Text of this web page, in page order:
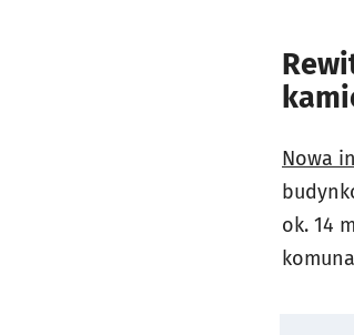
Nowa
ok. 14